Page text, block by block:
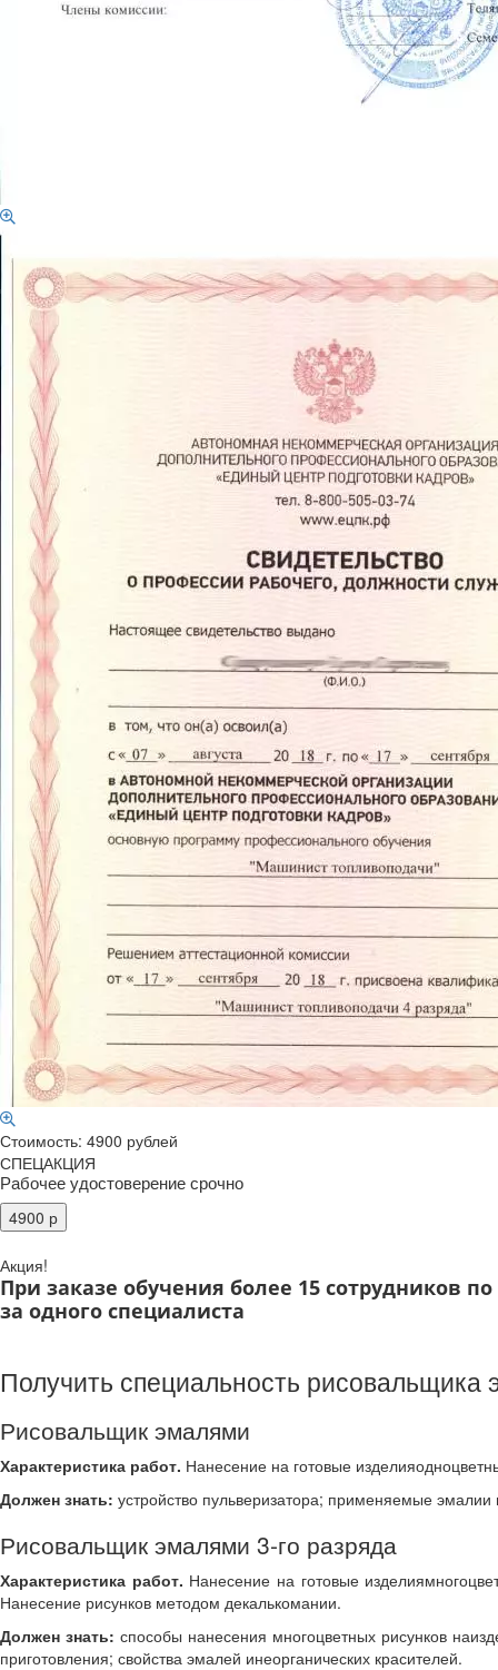
Стоимость: 4900 рублей
СПЕЦАКЦИЯ
Рабочее удостоверение срочно
Акция!
При заказе обучения более 15 сотрудников
за одного специалиста
Получить специальность рисовальщика
Рисовальщик эмалями
Характеристика работ. Нанесение на готовые
Должен знать: устройство пульверизатора; применяемые
Рисовальщик эмалями 3-го разряда
Характеристика работ. Нанесение на готовые
Нанесение рисунков методом декалькомании.
Должен знать: способы нанесения многоцветных рисунков
приготовления; свойства эмалей инеорганических красителей.